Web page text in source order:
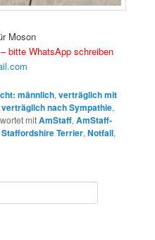
Moson
– bitte WhatsApp schreiben
männlich,verträglich mit
verträglich nach Sympathie,
mitAmStaff,AmStaff-
Terrier,Notfall,